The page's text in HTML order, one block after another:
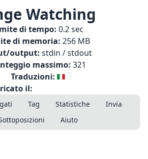
Watching
di tempo: 0.2 sec
di memoria: 256 MB
output: stdin / stdout
massimo: 321
Traduzioni:
il:
Tag Statistiche
Invia
Aiuto